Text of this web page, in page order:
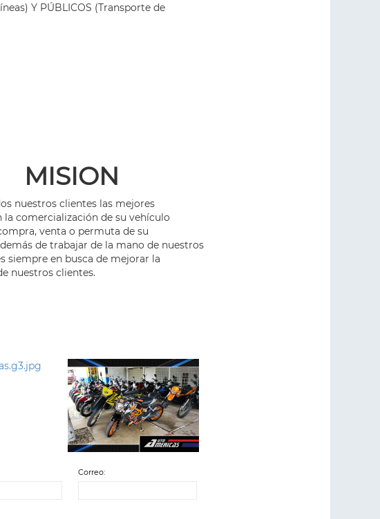
Y PÚBLICOS (Transporte de
MISION
nuestros clientes las mejores
la comercialización de su vehículo
venta o permuta de su
de trabajar de la mano de nuestros
siempre en busca de mejorar la
nuestros clientes.
Correo: